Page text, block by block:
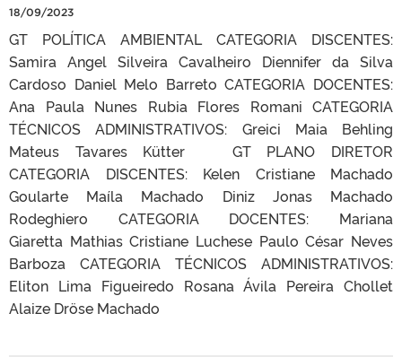
18/09/2023
GT POLÍTICA AMBIENTAL CATEGORIA DISCENTES:
Samira Angel Silveira Cavalheiro Diennifer da Silva
Cardoso Daniel Melo Barreto CATEGORIA DOCENTES:
Ana Paula Nunes Rubia Flores Romani CATEGORIA
TÉCNICOS ADMINISTRATIVOS: Greici Maia Behling
Mateus Tavares Kütter GT PLANO DIRETOR
CATEGORIA DISCENTES: Kelen Cristiane Machado
Goularte Maíla Machado Diniz Jonas Machado
Rodeghiero CATEGORIA DOCENTES: Mariana
Giaretta Mathias Cristiane Luchese Paulo César Neves
Barboza CATEGORIA TÉCNICOS ADMINISTRATIVOS:
Eliton Lima Figueiredo Rosana Ávila Pereira Chollet
Alaize Dröse Machado